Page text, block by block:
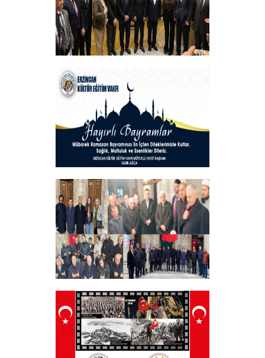
Vakfımızın Geleneksel İftar Programı
+
Hayırlı Bayramlar
+
Tüm Şehitlerimizi Anma Programı
Düzenledik
+